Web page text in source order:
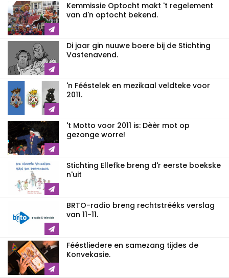
Kemmissie Optocht makt 't regelement
van d'n optocht bekend.
Di jaar gin nuuwe boere bij de Stichting
Vastenavend.
'n Fééstelek en mezikaal veldteke voor
2011.
't Motto voor 2011 is: Dèèr mot op
gezonge worre!
Stichting Ellefke breng d'r eerste boekske
n'uit
BRTO-radio breng rechtstrééks verslag
van 11-11.
Fééstliedere en samezang tijdes de
Konvekasie.